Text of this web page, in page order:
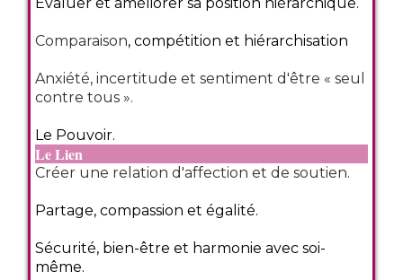
Évaluer et améliorer sa position hiérarchique.
Comparaison, compétition et hiérarchisation
Anxiété, incertitude et sentiment d'être « seul
contre tous ».
Le Pouvoir.
Le Lien
Créer une relation d'affection et de soutien.
Partage, compassion et égalité.
Sécurité, bien-être et harmonie avec soi-
même.